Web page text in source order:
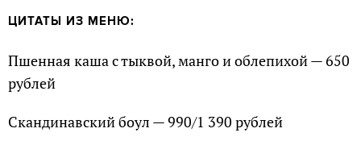
ЦИТАТЫ ИЗ МЕНЮ:
Пшенная каша с тыквой, манго и облепихой — 650
рублей
Скандинавский боул — 990/1 390 рублей